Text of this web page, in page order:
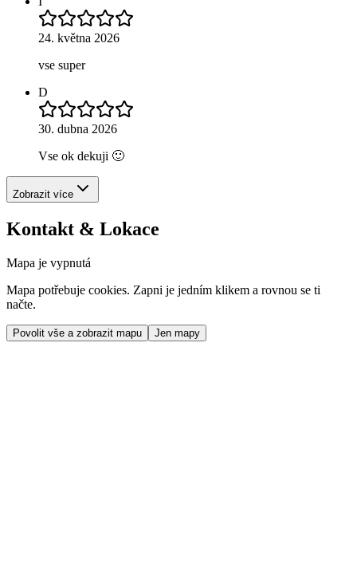
24. května 2026
vse super
D
30. dubna 2026
Vse ok dekuji 🙂
Zobrazit více
Kontakt & Lokace
Mapa je vypnutá
Mapa potřebuje cookies. Zapni je jedním klikem a rovnou se ti
načte.
Povolit vše a zobrazit mapu Jen mapy